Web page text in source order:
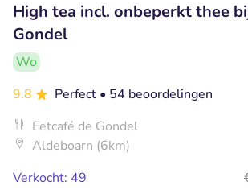
High tea incl. onbeperkt thee
Gondel
Wo
9.8
Perfect • 54 beoordelingen
Eetcafé de Gondel
Aldeboarn (6km)
Verkocht: 49